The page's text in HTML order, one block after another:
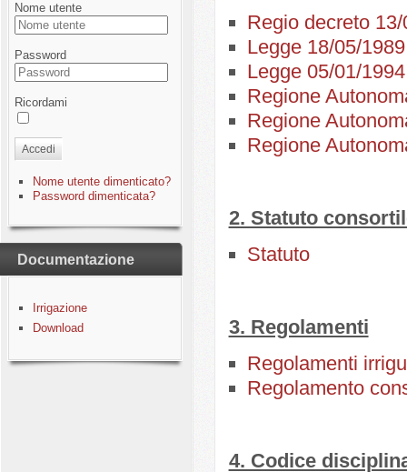
Nome utente
Password
Ricordami
Accedi
Nome utente dimenticato?
Password dimenticata?
Documentazione
Irrigazione
Download
Regio decreto
Legge 18/05/
Legge 05/01/
Regione
Regione
Regione
2. Statuto
Statuto
3. Regolamenti
Regolamenti
Regolamento
4. Codice